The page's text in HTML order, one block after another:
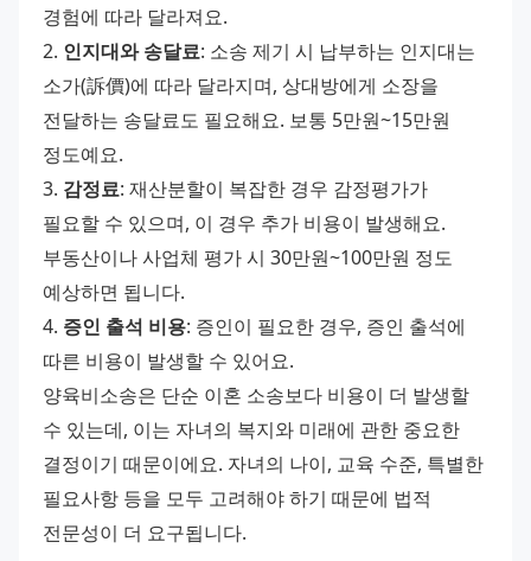
경험에 따라 달라져요.
2. 인지대와 송달료: 소송 제기 시 납부하는 인지대는
소가(訴價)에 따라 달라지며, 상대방에게 소장을
전달하는 송달료도 필요해요. 보통 5만원~15만원
정도예요.
3. 감정료: 재산분할이 복잡한 경우 감정평가가
필요할 수 있으며, 이 경우 추가 비용이 발생해요.
부동산이나 사업체 평가 시 30만원~100만원 정도
예상하면 됩니다.
4. 증인 출석 비용: 증인이 필요한 경우, 증인 출석에
따른 비용이 발생할 수 있어요.
양육비소송은 단순 이혼 소송보다 비용이 더 발생할
수 있는데, 이는 자녀의 복지와 미래에 관한 중요한
결정이기 때문이에요. 자녀의 나이, 교육 수준, 특별한
필요사항 등을 모두 고려해야 하기 때문에 법적
전문성이 더 요구됩니다.